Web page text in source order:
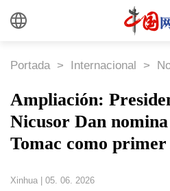
Portada > Internacional >
Ampliación:
Nicusor Dan
Tomac como
Xinhua 05. 06. 2026